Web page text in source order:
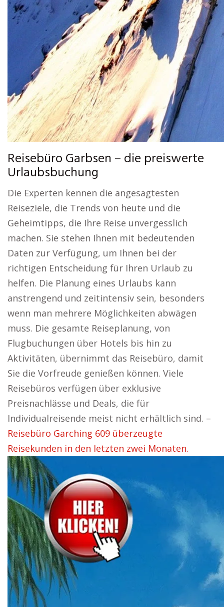
Reisebüro Garbsen – die preiswerte
Urlaubsbuchung
Die Experten kennen die angesagtesten
Reiseziele, die Trends von heute und die
Geheimtipps, die Ihre Reise unvergesslich
machen. Sie stehen Ihnen mit bedeutenden
Daten zur Verfügung, um Ihnen bei der
richtigen Entscheidung für Ihren Urlaub zu
helfen. Die Planung eines Urlaubs kann
anstrengend und zeitintensiv sein, besonders
wenn man mehrere Möglichkeiten abwägen
muss. Die gesamte Reiseplanung, von
Flugbuchungen über Hotels bis hin zu
Aktivitäten, übernimmt das Reisebüro, damit
Sie die Vorfreude genießen können. Viele
Reisebüros verfügen über exklusive
Preisnachlässe und Deals, die für
Individualreisende meist nicht erhältlich sind. –
Reisebüro Garching 609 überzeugte
Reisekunden in den letzten zwei Monaten.